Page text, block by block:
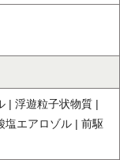
| 浮遊粒子状物質 |
塩エアロゾル | 前駆